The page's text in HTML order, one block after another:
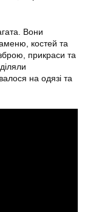
Вони
костей та
прикраси та
на одязі та